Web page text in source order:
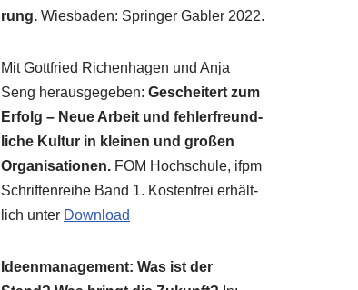
rung. Wies­ba­den: Sprin­ger Gab­ler 2022.
Mit Gott­fried Richen­ha­gen und Anja
Seng her­aus­ge­ge­ben: Geschei­tert zum
Erfolg – Neue Arbeit und feh­ler­freund­
li­che Kul­tur in klei­nen und gro­ßen
Orga­ni­sa­tio­nen. FOM Hoch­schu­le, ifpm
Schrif­ten­rei­he Band 1. Kosten­frei erhält­
lich unter Down­load
Ideen­ma­nage­ment: Was ist der